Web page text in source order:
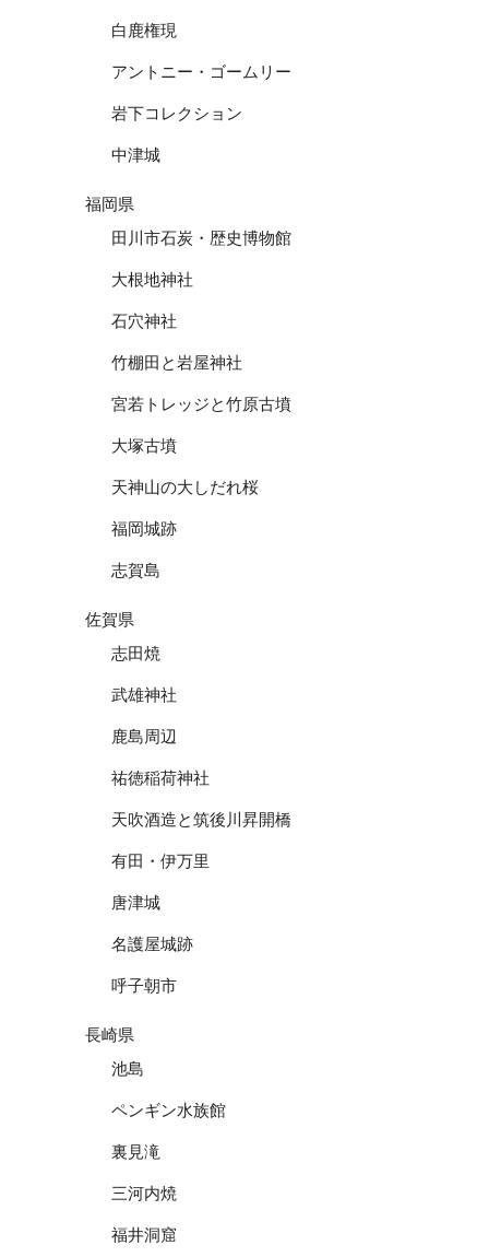
白鹿権現
アントニー・ゴームリー
岩下コレクション
中津城
福岡県
田川市石炭・歴史博物館
大根地神社
石穴神社
竹棚田と岩屋神社
宮若トレッジと竹原古墳
大塚古墳
天神山の大しだれ桜
福岡城跡
志賀島
佐賀県
志田焼
武雄神社
鹿島周辺
祐徳稲荷神社
天吹酒造と筑後川昇開橋
有田・伊万里
唐津城
名護屋城跡
呼子朝市
長崎県
池島
ペンギン水族館
裏見滝
三河内焼
福井洞窟